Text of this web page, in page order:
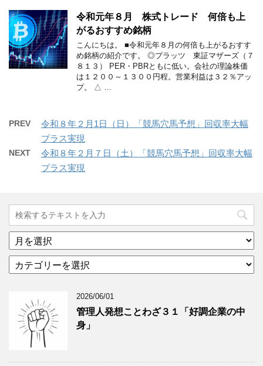
令和元年８月 株式トレード 何倍も上
がるおすすめ銘柄
こんにちは。 ■令和元年８月の何倍も上がるおすす
め銘柄の紹介です。 ◎プラッツ 東証マザーズ（７
８１３） PER・PBRともに低い。会社の理論株価
は１２００～１３００円程。営業利益は３２％アッ
プ。 △ …
PREV
令和８年２月1日（日）「競馬穴馬予想」回収率大幅
プラス実現
NEXT
令和８年２月７日（土）「競馬穴馬予想」回収率大幅
プラス実現
ア
ー
イ
グ
テ
ー
2026/06/01
管理人発想ことわざ３１「好調企業の中
身」